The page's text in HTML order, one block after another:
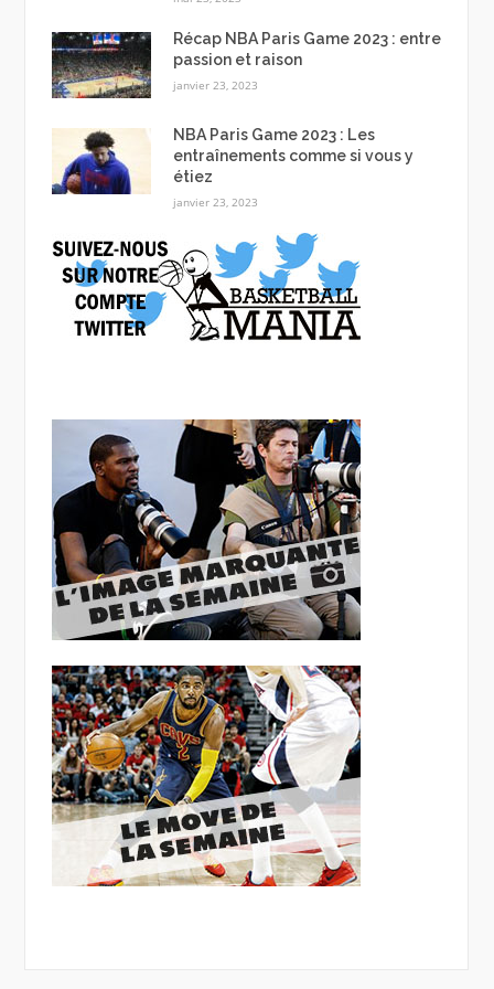
Récap NBA Paris Game 2023 : entre
passion et raison
janvier 23, 2023
NBA Paris Game 2023 : Les
entraînements comme si vous y
étiez
janvier 23, 2023